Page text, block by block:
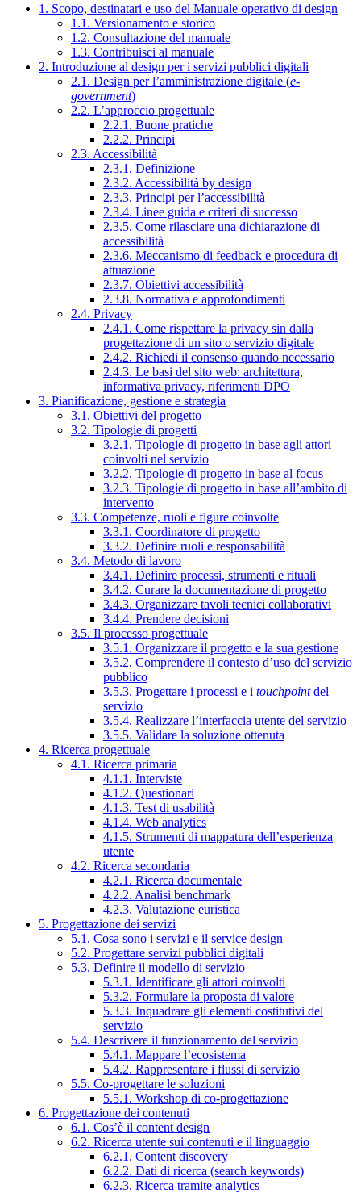
1. Scopo, destinatari e uso del Manuale operativo di design
1.1. Versionamento e storico
1.2. Consultazione del manuale
1.3. Contribuisci al manuale
2. Introduzione al design per i servizi pubblici digitali
2.1. Design per l’amministrazione digitale (e-
government)
2.2. L’approccio progettuale
2.2.1. Buone pratiche
2.2.2. Principi
2.3. Accessibilità
2.3.1. Definizione
2.3.2. Accessibilità by design
2.3.3. Principi per l’accessibilità
2.3.4. Linee guida e criteri di successo
2.3.5. Come rilasciare una dichiarazione di
accessibilità
2.3.6. Meccanismo di feedback e procedura di
attuazione
2.3.7. Obiettivi accessibilità
2.3.8. Normativa e approfondimenti
2.4. Privacy
2.4.1. Come rispettare la privacy sin dalla
progettazione di un sito o servizio digitale
2.4.2. Richiedi il consenso quando necessario
2.4.3. Le basi del sito web: architettura,
informativa privacy, riferimenti DPO
3. Pianificazione, gestione e strategia
3.1. Obiettivi del progetto
3.2. Tipologie di progetti
3.2.1. Tipologie di progetto in base agli attori
coinvolti nel servizio
3.2.2. Tipologie di progetto in base al focus
3.2.3. Tipologie di progetto in base all’ambito di
intervento
3.3. Competenze, ruoli e figure coinvolte
3.3.1. Coordinatore di progetto
3.3.2. Definire ruoli e responsabilità
3.4. Metodo di lavoro
3.4.1. Definire processi, strumenti e rituali
3.4.2. Curare la documentazione di progetto
3.4.3. Organizzare tavoli tecnici collaborativi
3.4.4. Prendere decisioni
3.5. Il processo progettuale
3.5.1. Organizzare il progetto e la sua gestione
3.5.2. Comprendere il contesto d’uso del servizio
pubblico
3.5.3. Progettare i processi e i touchpointdel
servizio
3.5.4. Realizzare l’interfaccia utente del servizio
3.5.5. Validare la soluzione ottenuta
4. Ricerca progettuale
4.1. Ricerca primaria
4.1.1. Interviste
4.1.2. Questionari
4.1.3. Test di usabilità
4.1.4. Web analytics
4.1.5. Strumenti di mappatura dell’esperienza
utente
4.2. Ricerca secondaria
4.2.1. Ricerca documentale
4.2.2. Analisi benchmark
4.2.3. Valutazione euristica
5. Progettazione dei servizi
5.1. Cosa sono i servizi e il service design
5.2. Progettare servizi pubblici digitali
5.3. Definire il modello di servizio
5.3.1. Identificare gli attori coinvolti
5.3.2. Formulare la proposta di valore
5.3.3. Inquadrare gli elementi costitutivi del
servizio
5.4. Descrivere il funzionamento del servizio
5.4.1. Mappare l’ecosistema
5.4.2. Rappresentare i flussi di servizio
5.5. Co-progettare le soluzioni
5.5.1. Workshop di co-progettazione
6. Progettazione dei contenuti
6.1. Cos’è il content design
6.2. Ricerca utente sui contenuti e il linguaggio
6.2.1. Content discovery
6.2.2. Dati di ricerca (search keywords)
6.2.3. Ricerca tramite analytics